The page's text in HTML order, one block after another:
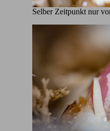
Selber Zeitpunkt nur